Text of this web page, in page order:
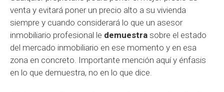
venta y evitará poner un precio alto a su vivienda
siempre y cuando considerará lo que un asesor
inmobiliario profesional le demuestra sobre el estado
del mercado inmobiliario en ese momento y en esa
zona en concreto. Importante mención aquí y énfasis
en lo que demuestra, no en lo que dice.